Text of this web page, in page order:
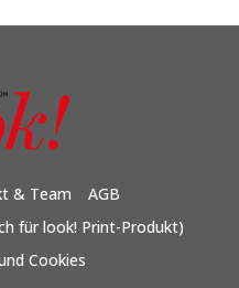
& Team
AGB
für look! Print-Produkt)
Cookies